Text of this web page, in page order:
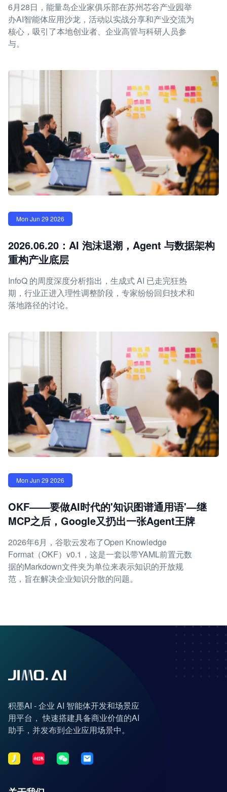
6月28日，能量岛企业家俱乐部在苏州芯谷产业园举
办AI智能体应用沙龙，活动以实战分享和产业交流为
核心，吸引了本地创业者、企业高管与科研人员参
与。
Mon Jun 29 2026
2026.06.20：AI 泡沫退潮，Agent 与数据架构
重构产业底层
InfoQ 的周度深度分析指出，生成式 AI 已走完狂热
期，行业正进入理性调整阶段，专家纷纷回归技术和
落地路径的讨论。
Mon Jun 29 2026
OKF——要做AI时代的'知识图谱通用语'—继
MCP之后，Google又扔出一张Agent王牌
2026年6月，谷歌云发布了Open Knowledge
Format（OKF）v0.1，这是一套以带YAML前置元数
据的Markdown文件夹为单位来表示知识的开放规
范，旨在解决企业知识分散的问题。
积墨AI - 企业 AI 智能体开发和场景应
用平台， 快速搭建具备商业价值的AI
助手，并发布到企业应用场景中。